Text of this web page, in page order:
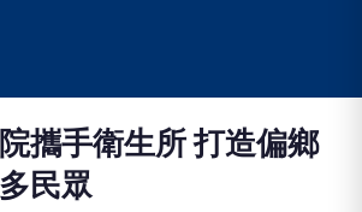
攜手衛生所 打造偏鄉
民眾